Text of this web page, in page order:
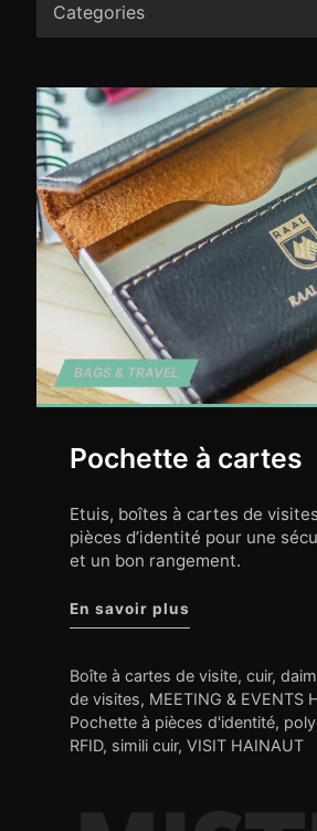
Categories
BAGS & TRAVEL
Pochette à cartes
Etuis, boîtes à cartes de
pièces d’identité pour une
et un bon rangement.
En savoir plus
Boîte à cartes de visite, cuir, daim
de visites, MEETING & EVENTS
Pochette à pièces d'identité,
RFID, simili cuir, VISIT HAINAUT